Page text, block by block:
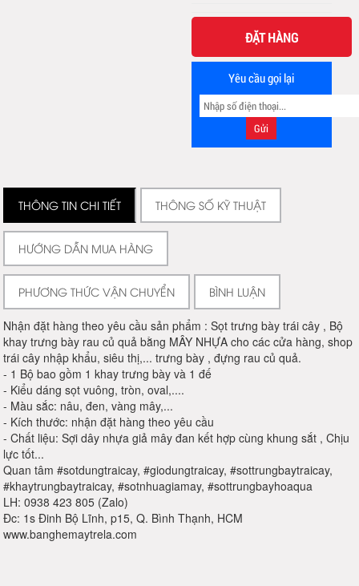
ĐẶT HÀNG
Yêu cầu gọi lại
THÔNG TIN CHI TIẾT THÔNG SỐ KỸ THUẬT
HƯỚNG DẪN MUA HÀNG
PHƯƠNG THỨC VẬN CHUYỂN BÌNH LUẬN
Nhận đặt hàng theo yêu cầu sản phẩm : Sọt trưng bày trái cây , Bộ
khay trưng bày rau củ quả bằng MÂY NHỰA cho các cửa hàng, shop
trái cây nhập khẩu, siêu thị,... trưng bày , đựng rau củ quả.
- 1 Bộ bao gồm 1 khay trưng bày và 1 đế
- Kiểu dáng sọt vuông, tròn, oval,....
- Màu sắc: nâu, đen, vàng mây,...
- Kích thước: nhận đặt hàng theo yêu cầu
- Chất liệu: Sợi dây nhựa giả mây đan kết hợp cùng khung sắt , Chịu
lực tốt...
Quan tâm #sotdungtraicay, #giodungtraicay, #sottrungbaytraicay,
#khaytrungbaytraicay, #sotnhuagiamay, #sottrungbayhoaqua
LH: 0938 423 805 (Zalo)
Đc: 1s Đinh Bộ Lĩnh, p15, Q. Bình Thạnh, HCM
www.banghemaytrela.com